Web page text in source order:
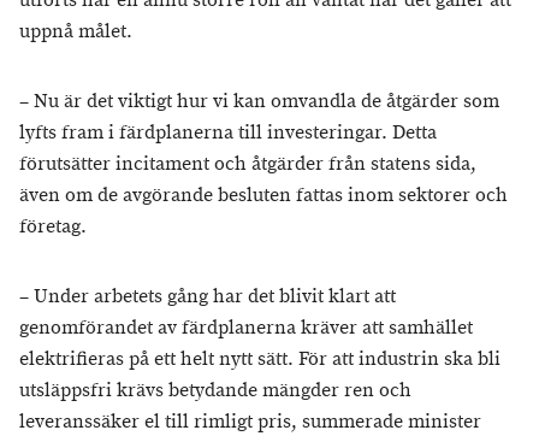
uppnå målet.
– Nu är det viktigt hur vi kan omvandla de åtgärder som
lyfts fram i färdplanerna till investeringar. Detta
förutsätter incitament och åtgärder från statens sida,
även om de avgörande besluten fattas inom sektorer och
företag.
– Under arbetets gång har det blivit klart att
genomförandet av färdplanerna kräver att samhället
elektrifieras på ett helt nytt sätt. För att industrin ska bli
utsläppsfri krävs betydande mängder ren och
leveranssäker el till rimligt pris, summerade minister